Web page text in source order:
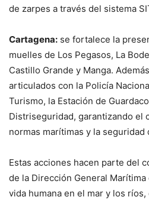
de zarpes a través del sistema
Cartagena: se fortalece la
muelles de Los Pegasos, La
Castillo Grande y Manga.
articulados con la Policía
Turismo, la Estación de
Distriseguridad, garantizando el
normas marítimas y la seguridad
Estas acciones hacen parte del
de la Dirección General
vida humana en el mar y los